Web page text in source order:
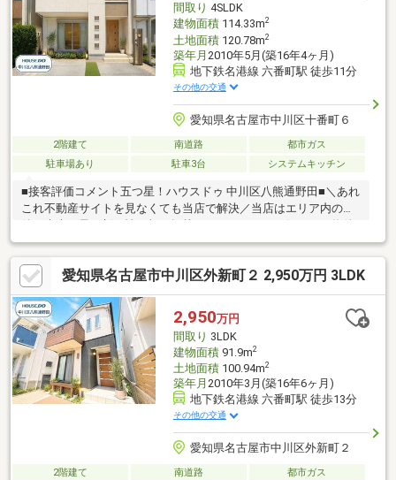
間取り 4SLDK
建物面積114.33m2
土地面積120.78m2
築年月 2010年5月(築16年4ヶ月)
地下鉄名港線 六番町駅 徒歩11分
その他の交通
愛知県名古屋市中川区十番町６
2階建て 南道路
都市ガス
駐車場あり
駐車3台 システムキッチン
■接客評価コメント五つ星！ハウスドゥ 中川区八熊通野田■＼あれ
これ不動産サイトを見なくても当店で解決／当店はエリア内の物
もご相談ください。◆玉川小学校/昭和橋中学校◆駐車スペース3
台◆全居室6畳以上！納戸あり！◆開放感のある吹き抜け※写真を
クリックすると、詳細をご覧いただけます。＝＝＝＝＝＝＝＝＝
＝＝＝＝＝＝＝＝＝＝＝＝＝＝＝＝《ぜひ、現地をご見学してみ
てください》やはり「立地」は重要です。現地見学で「立地」を
リアルに体感してみてください。＝＝＝＝＝＝＝＝＝＝＝＝＝＝
＝＝＝＝＝＝＝＝＝＝＝
愛知県名古屋市中川区外新町２ 2,950万円 3LDK
2,950万円
間取り 3LDK
建物面積91.9m2
土地面積100.94m2
築年月 2010年3月(築16年6ヶ月)
地下鉄名港線 六番町駅 徒歩13分
その他の交通
愛知県名古屋市中川区外新町２
2階建て 南道路
都市ガス